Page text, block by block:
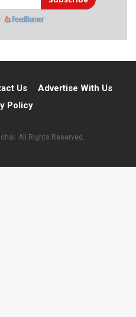
Us
Advertise With Us
Policy
All Rights Reserved.